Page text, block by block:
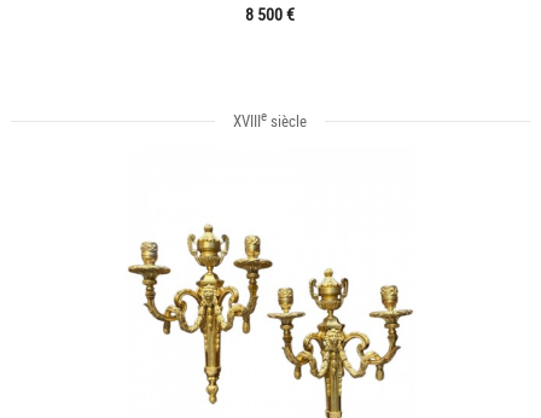
8 500 €
XVIIIe siècle